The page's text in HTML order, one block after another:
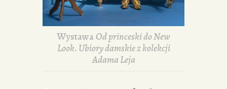
Wystawa Od princeski do New
Look. Ubiory damskie z kolekcji
Adama Leja